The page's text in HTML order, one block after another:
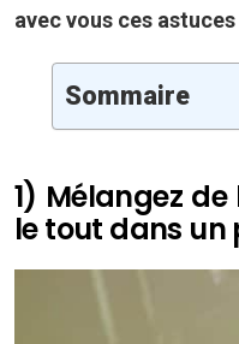
avec vous ces
Sommaire
1) Mélangez
le tout dans